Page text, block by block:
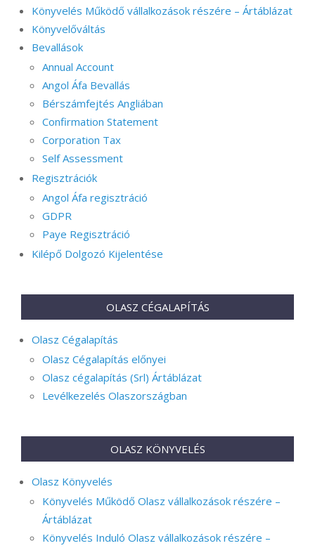
Könyvelés Működő vállalkozások részére – Ártáblázat
Könyvelőváltás
Bevallások
Annual Account
Angol Áfa Bevallás
Bérszámfejtés Angliában
Confirmation Statement
Corporation Tax
Self Assessment
Regisztrációk
Angol Áfa regisztráció
GDPR
Paye Regisztráció
Kilépő Dolgozó Kijelentése
OLASZ CÉGALAPÍTÁS
Olasz Cégalapítás
Olasz Cégalapítás előnyei
Olasz cégalapítás (Srl) Ártáblázat
Levélkezelés Olaszországban
OLASZ KÖNYVELÉS
Olasz Könyvelés
Könyvelés Működő Olasz vállalkozások részére –
Ártáblázat
Könyvelés Induló Olasz vállalkozások részére –